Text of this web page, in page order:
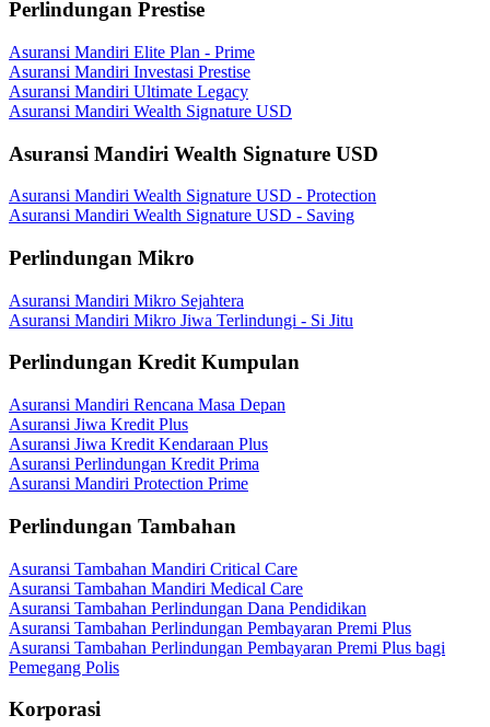
Perlindungan Prestise
Asuransi Mandiri Elite Plan - Prime
Asuransi Mandiri Investasi Prestise
Asuransi Mandiri Ultimate Legacy
Asuransi Mandiri Wealth Signature USD
Asuransi Mandiri Wealth Signature USD
Asuransi Mandiri Wealth Signature USD - Protection
Asuransi Mandiri Wealth Signature USD - Saving
Perlindungan Mikro
Asuransi Mandiri Mikro Sejahtera
Asuransi Mandiri Mikro Jiwa Terlindungi - Si Jitu
Perlindungan Kredit Kumpulan
Asuransi Mandiri Rencana Masa Depan
Asuransi Jiwa Kredit Plus
Asuransi Jiwa Kredit Kendaraan Plus
Asuransi Perlindungan Kredit Prima
Asuransi Mandiri Protection Prime
Perlindungan Tambahan
Asuransi Tambahan Mandiri Critical Care
Asuransi Tambahan Mandiri Medical Care
Asuransi Tambahan Perlindungan Dana Pendidikan
Asuransi Tambahan Perlindungan Pembayaran Premi Plus
Asuransi Tambahan Perlindungan Pembayaran Premi Plus bagi
Pemegang Polis
Korporasi